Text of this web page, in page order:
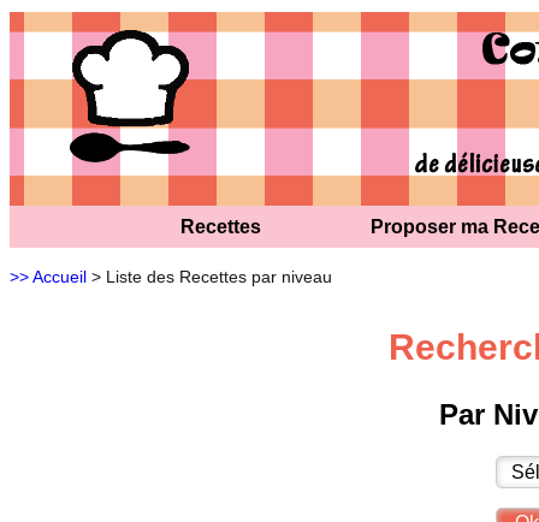
Recettes Proposer ma
>> Accueil > Liste des Recettes par niveau
Par